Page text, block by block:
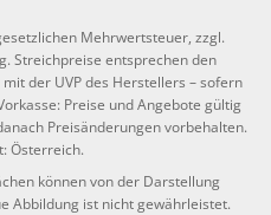
Mehrwertsteuer, zzgl.
Streichpreise entsprechen den
der UVP des Herstellers – sofern
Preise und Angebote gültig
Preisänderungen vorbehalten.
Österreich.
können von der Darstellung
Abbildung ist nicht gewährleistet.